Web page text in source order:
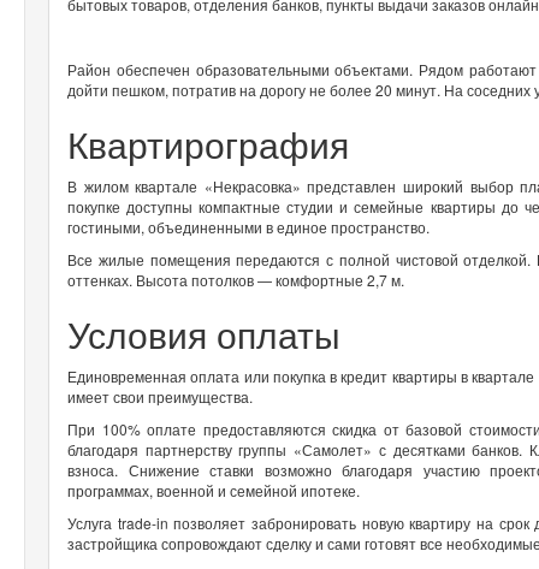
Район обеспечен образовательными объектами. Рядом
дойти пешком, потратив на дорогу не более 20 минут. На
Квартирография
В жилом квартале «Некрасовка» представлен широкий выбор
покупке доступны компактные студии и семейные квартиры до
гостиными, объединенными в единое пространство.
Все жилые помещения передаются с полной чистовой
оттенках. Высота потолков — комфортные 2,7 м.
Условия оплаты
Единовременная оплата или покупка в кредит квартиры в
имеет свои преимущества.
При 100% оплате предоставляются скидка от базовой
благодаря партнерству группы «Самолет» с десятками
взноса. Снижение ставки возможно благодаря участию
программах, военной и семейной ипотеке.
Услуга trade-in позволяет забронировать новую квартиру на
застройщика сопровождают сделку и сами готовят все